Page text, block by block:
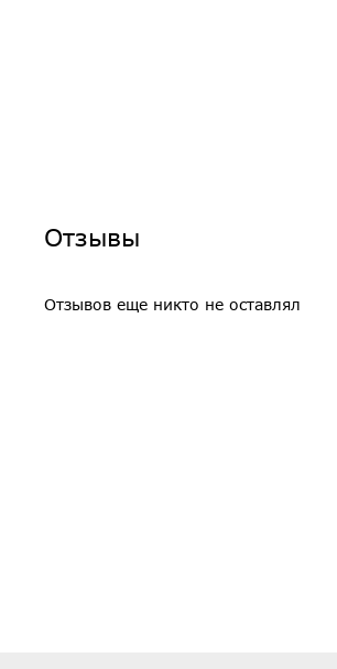
Отзывы
Отзывов еще никто не оставлял